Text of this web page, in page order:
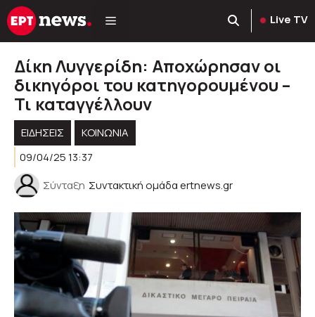
Μετάβαση
σε
Live TV
Δίκη Λυγγερίδη: Αποχώρησαν οι
δικηγόροι του κατηγορουμένου –
Τι καταγγέλλουν
ΕΙΔΗΣΕΙΣ
ΚΟΙΝΩΝΊΑ
09/04/25 13:37
Σύνταξη Συντακτική ομάδα ertnews.gr